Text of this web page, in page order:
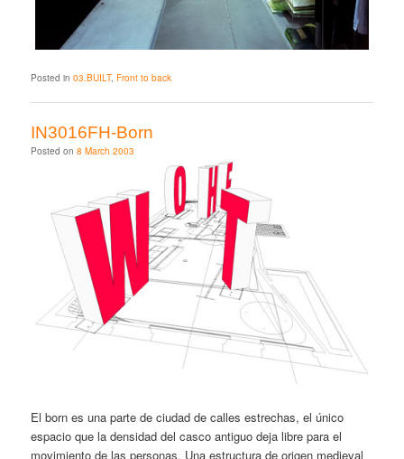
Posted in 03.BUILT,Front to back
IN3016FH-Born
Posted on8 March 2003
El born es una parte de ciudad de calles estrechas, el único
espacio que la densidad del casco antiguo deja libre para el
movimiento de las personas. Una estructura de origen medieval